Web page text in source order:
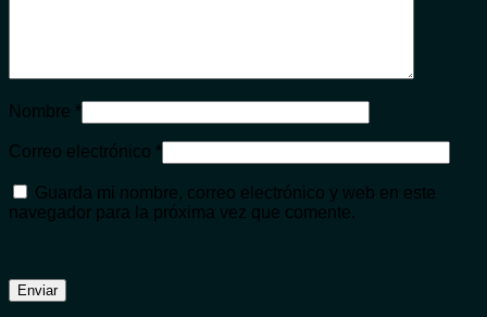
Nombre *
Correo electrónico *
Guarda mi nombre, correo electrónico y web en este
navegador para la próxima vez que comente.